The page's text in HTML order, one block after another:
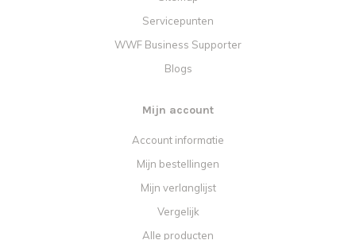
Servicepunten
WWF Business Supporter
Blogs
Mijn account
Account informatie
Mijn bestellingen
Mijn verlanglijst
Vergelijk
Alle producten